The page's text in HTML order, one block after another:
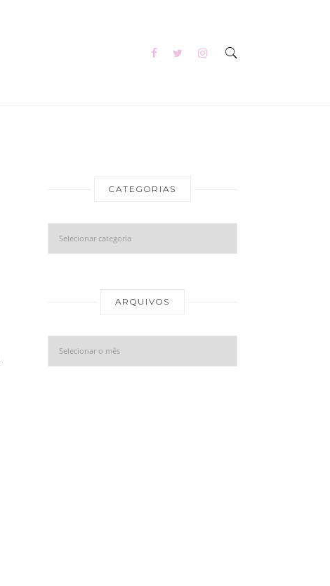
CATEGORIAS
Categorias
ARQUIVOS